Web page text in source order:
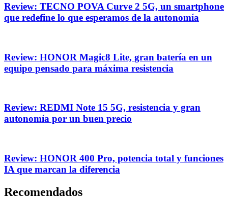
Review: TECNO POVA Curve 2 5G, un smartphone
que redefine lo que esperamos de la autonomía
Review: HONOR Magic8 Lite, gran batería en un
equipo pensado para máxima resistencia
Review: REDMI Note 15 5G, resistencia y gran
autonomía por un buen precio
Review: HONOR 400 Pro, potencia total y funciones
IA que marcan la diferencia
Recomendados